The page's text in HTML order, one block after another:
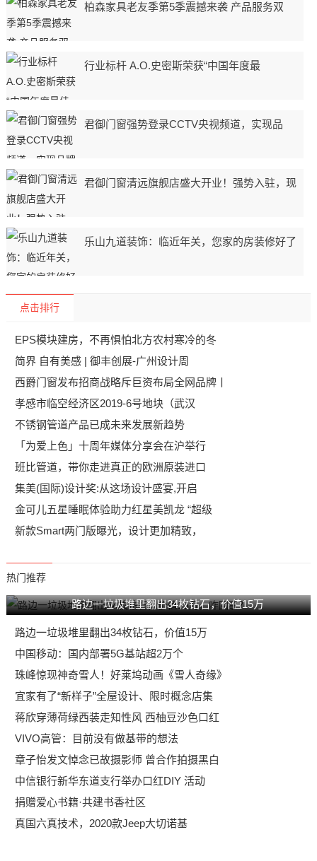
柏森家具老友季第5季震撼来袭 产品服务双
行业标杆 A.O.史密斯荣获“中国年度最
君御门窗强势登录CCTV央视频道，实现品
君御门窗清远旗舰店盛大开业！强势入驻，现
乐山九道装饰：临近年关，您家的房装修好了
点击排行
EPS模块建房，不再惧怕北方农村寒冷的冬
简界 自有美感 | 御丰创展-广州设计周
西爵门窗发布招商战略斥巨资布局全网品牌丨
孝感市临空经济区2019-6号地块（武汉
不锈钢管道产品已成未来发展新趋势
「为爱上色」十周年媒体分享会在沪举行
班比管道，带你走进真正的欧洲原装进口
集美(国际)设计奖:从这场设计盛宴,开启
金可儿五星睡眠体验助力红星美凯龙 “超级
新款Smart两门版曝光，设计更加精致，
热门推荐
路边一垃圾堆里翻出34枚钻石，价值15万
路边一垃圾堆里翻出34枚钻石，价值15万
中国移动：国内部署5G基站超2万个
珠峰惊现神奇雪人！好莱坞动画《雪人奇缘》
宜家有了“新样子”全屋设计、限时概念店集
蒋欣穿薄荷绿西装走知性风 西柚豆沙色口红
VIVO高管：目前没有做基带的想法
章子怡发文悼念已故摄影师 曾合作拍摄黑白
中信银行新华东道支行举办口红DIY 活动
捐赠爱心书籍·共建书香社区
真国六真技术，2020款Jeep大切诺基